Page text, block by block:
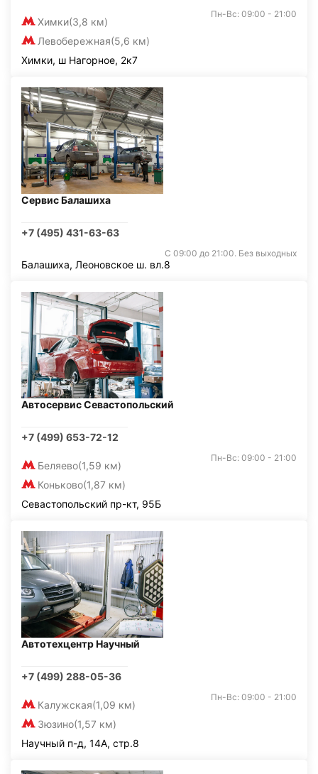
Химки(3,8 км)
Левобережная(5,6 км)
Пн-Вс: 09:00 - 21:00
Химки, ш Нагорное, 2к7
Сервис Балашиха
+7 (495) 431-63-63
С 09:00 до 21:00. Без выходных
Балашиха, Леоновское ш. вл.8
Автосервис Севастопольский
+7 (499) 653-72-12
Беляево(1,59 км)
Коньково(1,87 км)
Пн-Вс: 09:00 - 21:00
Севастопольский пр-кт, 95Б
Автотехцентр Научный
+7 (499) 288-05-36
Калужская(1,09 км)
Зюзино(1,57 км)
Пн-Вс: 09:00 - 21:00
Научный п-д, 14А, стр.8